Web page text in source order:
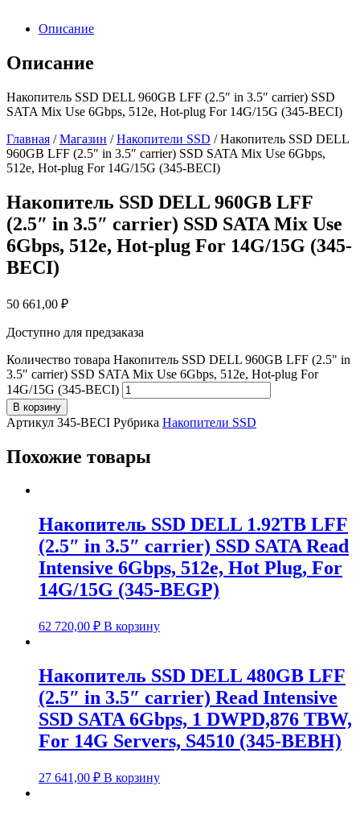
Описание
Описание
Накопитель SSD DELL 960GB LFF (2.5″ in 3.5″ carrier) SSD
SATA Mix Use 6Gbps, 512e, Hot-plug For 14G/15G (345-BECI)
Главная /Магазин /Накопители SSD / Накопитель SSD DELL
960GB LFF (2.5″ in 3.5″ carrier) SSD SATA Mix Use 6Gbps,
512e, Hot-plug For 14G/15G (345-BECI)
Накопитель SSD DELL 960GB LFF
(2.5″ in 3.5″ carrier) SSD SATA Mix Use
6Gbps, 512e, Hot-plug For 14G/15G (345-
BECI)
50 661,00 ₽
Доступно для предзаказа
Количество товара Накопитель SSD DELL 960GB LFF (2.5" in
3.5" carrier) SSD SATA Mix Use 6Gbps, 512e, Hot-plug For
14G/15G (345-BECI)
В корзину
Артикул 345-BECI Рубрика Накопители SSD
Похожие товары
Накопитель SSD DELL 1.92TB LFF
(2.5″ in 3.5″ carrier) SSD SATA Read
Intensive 6Gbps, 512e, Hot Plug, For
14G/15G (345-BEGP)
62 720,00 ₽ В корзину
Накопитель SSD DELL 480GB LFF
(2.5″ in 3.5″ carrier) Read Intensive
SSD SATA 6Gbps, 1 DWPD,876 TBW,
For 14G Servers, S4510 (345-BEBH)
27 641,00 ₽ В корзину